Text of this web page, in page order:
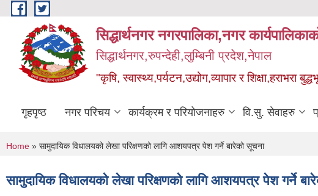
Skip to main content
सिद्धार्थनगर नगरपालिका,नगर
सिद्धार्थनगर,रुपन्देही,लुम्बिनी प्रदेश,नेपाल
"कृषि, स्वास्थ्य,पर्यटन,उद्योग,व्यापार र शिक्षा,हराभरा
गृहपृष्ठ नगर परिचय कार्यक्रम र परियोजनाहरु वि.सु. सेवाहरु
You are here
Home » सामुदायिक विधालयको लेखा परिक्षणको लागि आशयपत्र पेश गर्ने बारेको सूचना
सामुदायिक विधालयको लेखा परिक्षणको लागि आशयपत्र पेश गर्ने